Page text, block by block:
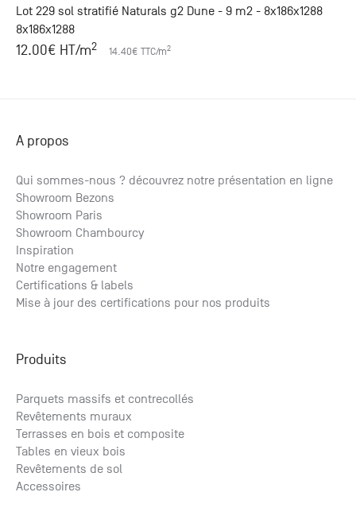
Lot 229 sol stratifié Naturals g2 Dune - 9 m2 - 8x186x1288
8x186x1288
12.00€ HT/m2 14.40€ TTC/m2
A propos
Qui sommes-nous ? découvrez notre présentation en ligne
Showroom Bezons
Showroom Paris
Showroom Chambourcy
Inspiration
Notre engagement
Certifications & labels
Mise à jour des certifications pour nos produits
Produits
Parquets massifs et contrecollés
Revêtements muraux
Terrasses en bois et composite
Tables en vieux bois
Revêtements de sol
Accessoires